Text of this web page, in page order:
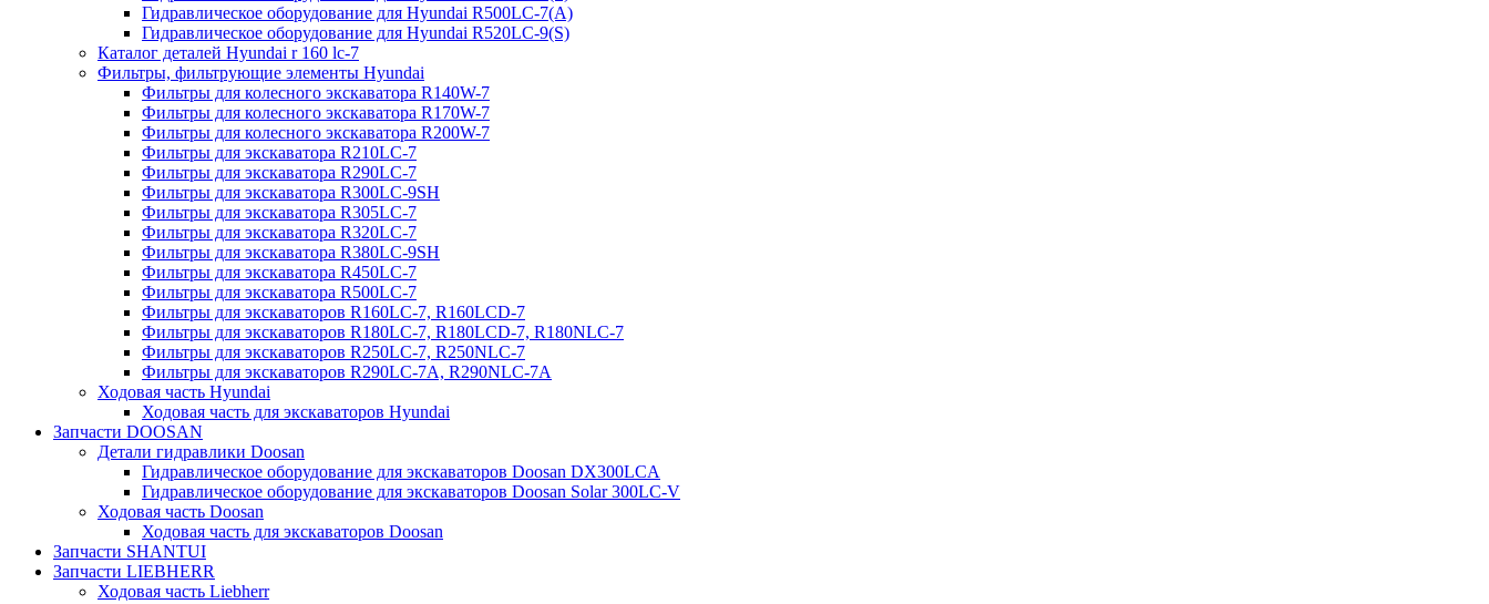
Гидравлическое оборудование для Hyundai R500LC-7(A)
Гидравлическое оборудование для Hyundai R520LC-9(S)
Каталог деталей Hyundai r 160 lc-7
Фильтры, фильтрующие элементы Hyundai
Фильтры для колесного экскаватора R140W-7
Фильтры для колесного экскаватора R170W-7
Фильтры для колесного экскаватора R200W-7
Фильтры для экскаватора R210LC-7
Фильтры для экскаватора R290LC-7
Фильтры для экскаватора R300LC-9SH
Фильтры для экскаватора R305LC-7
Фильтры для экскаватора R320LC-7
Фильтры для экскаватора R380LC-9SH
Фильтры для экскаватора R450LC-7
Фильтры для экскаватора R500LC-7
Фильтры для экскаваторов R160LC-7, R160LCD-7
Фильтры для экскаваторов R180LC-7, R180LCD-7, R180NLC-7
Фильтры для экскаваторов R250LC-7, R250NLC-7
Фильтры для экскаваторов R290LC-7A, R290NLC-7A
Ходовая часть Hyundai
Ходовая часть для экскаваторов Hyundai
Запчасти DOOSAN
Детали гидравлики Doosan
Гидравлическое оборудование для экскаваторов Doosan DX300LCA
Гидравлическое оборудование для экскаваторов Doosan Solar 300LC-V
Ходовая часть Doosan
Ходовая часть для экскаваторов Doosan
Запчасти SHANTUI
Запчасти LIEBHERR
Ходовая часть Liebherr